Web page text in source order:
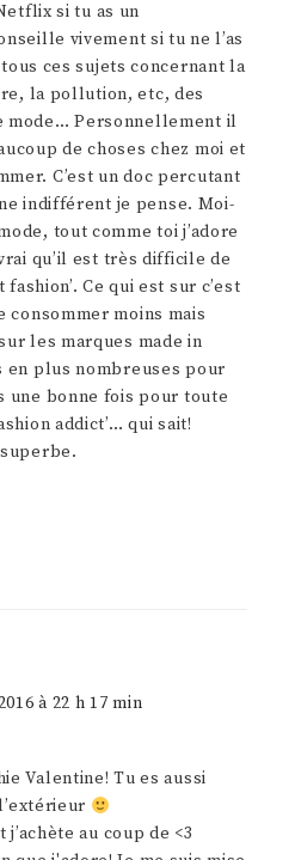
si tu as un
vivement si tu ne l’as
ces sujets concernant la
la pollution, etc, des
mode… Personnellement il
de choses chez moi et
C’est un doc percutant
indifférent je pense. Moi-
tout comme toi j’adore
qu’il est très difficile de
Ce qui est sur c’est
consommer moins mais
les marques made in
en plus nombreuses pour
une bonne fois pour toute
addict’… qui sait!
à 22 h 17 min
Valentine! Tu es aussi
au coup de <3